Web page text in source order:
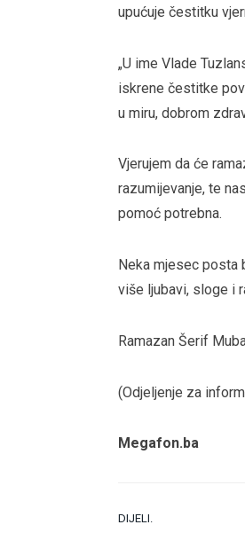
upućuje čestitku
„U ime Vlade
iskrene čestitke
u miru, dobrom
Vjerujem da će
razumijevanje, te
pomoć potrebna.
Neka mjesec posta
više ljubavi, sloge i
Ramazan Šerif
(Odjeljenje za
Megafon.ba
DIJELI.